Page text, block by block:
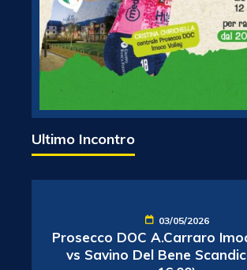
Ultimo Incontro
03/05/2026
Prosecco DOC A.Carraro
vs Savino Del Bene